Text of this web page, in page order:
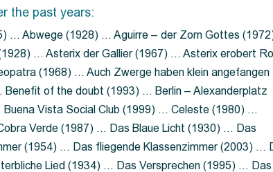
the past years:
… Abwege (1928) … Aguirre – der Zorn Gottes
… Asterix der Gallier (1967) … Asterix erobert
(1968) … Auch Zwerge haben klein angefangen
of the doubt (1993) … Berlin – Alexanderplatz
Vista Social Club (1999) … Celeste (1980) …
Verde (1987) … Das Blaue Licht (1930) … Das
(1954) … Das fliegende Klassenzimmer (2003) …
Lied (1934) … Das Versprechen (1995) … Das